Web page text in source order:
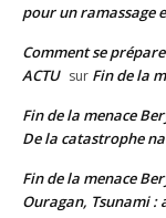
pour un ramassage
Comment se
ACTU sur Fin de la
Fin de la menace
De la catastrophe
Fin de la menace
Ouragan, Tsunami :